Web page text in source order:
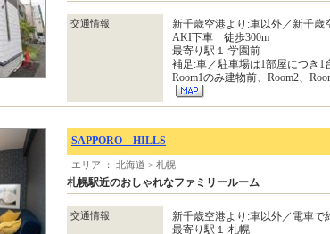
交通情報
新千歳空港より:車以外／新千歳
AKI下車 徒歩300m
最寄り駅１:学園前
補足:車／駐車場は1部屋につき1
Room1のみ建物前、Room2、
SAPPORO HILLS
エリア ： 北海道 > 札幌
札幌駅近のおしゃれなファミリールーム
交通情報
新千歳空港より:車以外／電車で
最寄り駅１:札幌